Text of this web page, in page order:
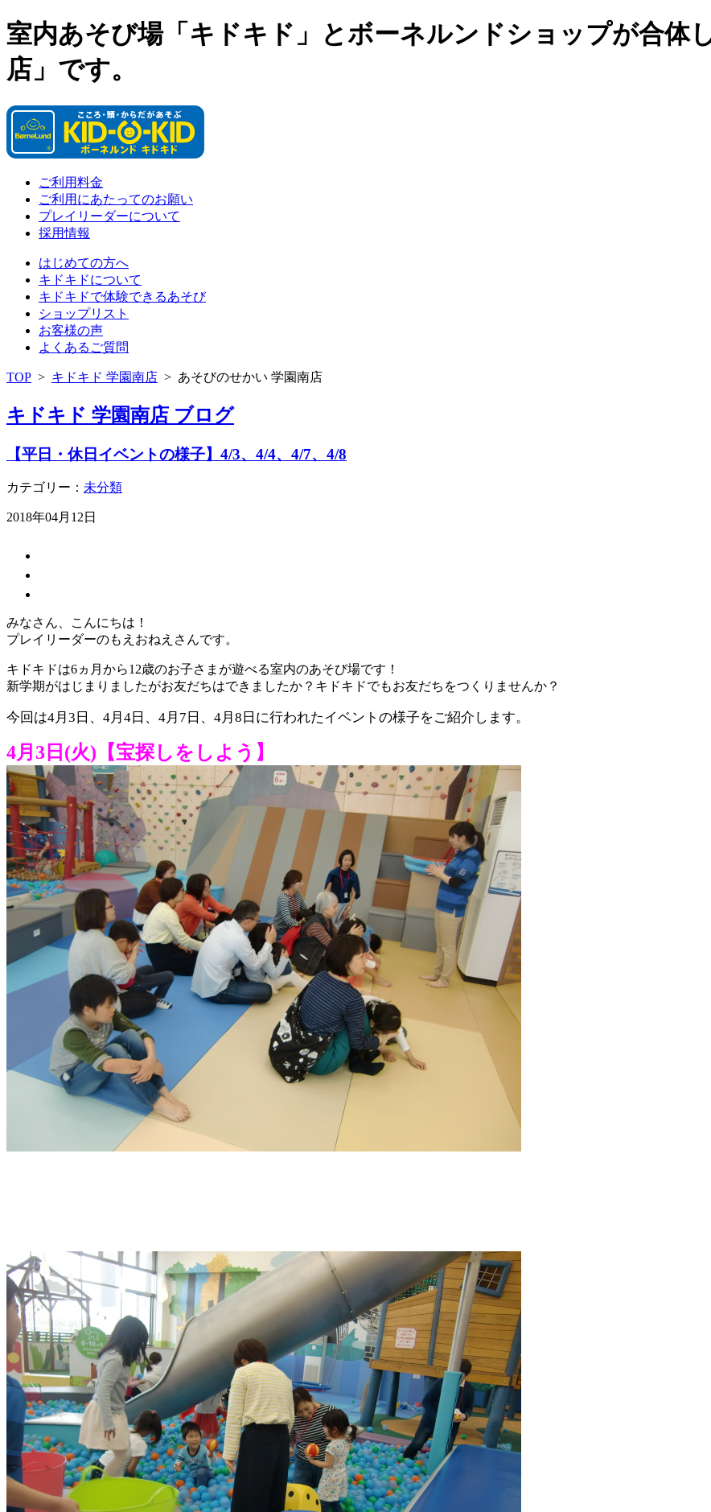
室内あそび場「キドキド」とボーネルンドショップが合体
店」です。
ご利用料金
ご利用にあたってのお願い
プレイリーダーについて
採用情報
はじめての方へ
キドキドについて
キドキドで体験できるあそび
ショップリスト
お客様の声
よくあるご質問
TOP > キドキド 学園南店 > あそびのせかい 学園南店
キドキド 学園南店 ブログ
【平日・休日イベントの様子】4/3、4/4、4/7、4/8
カテゴリー： 未分類
2018年04月12日
みなさん、こんにちは！
プレイリーダーのもえおねえさんです。
キドキドは6ヵ月から12歳のお子さまが遊べる室内のあそび場です！
新学期がはじまりましたがお友だちはできましたか？キドキドでもお友だちをつくりませんか？
今回は4月3日、4月4日、4月7日、4月8日に行われたイベントの様子をご紹介します。
4月3日(火)【宝探しをしよう】